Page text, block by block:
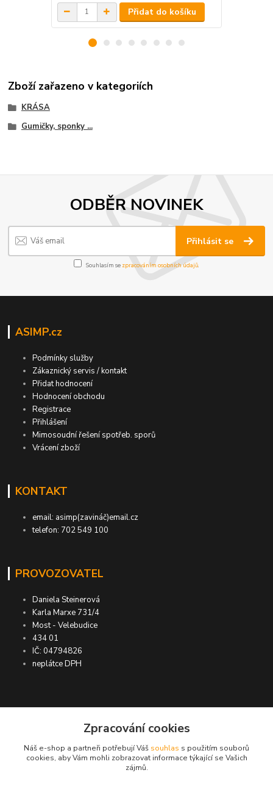
Přidat do košíku
Zboží zařazeno v kategoriích
KRÁSA
Gumičky, sponky ...
ODBĚR NOVINEK
Přihlásit se
Souhlasím se zpracováním osobních údajů
ASIMP.cz
Podmínky služby
Zákaznický servis / kontakt
Přidat hodnocení
Hodnocení obchodu
Registrace
Přihlášení
Mimosoudní řešení spotřeb. sporů
Vrácení zboží
KONTAKT
email: asimp(zavináč)email.cz
telefon: 702 549 100
PROVOZOVATEL
Daniela Steinerová
Karla Marxe 731/4
Most - Velebudice
434 01
IČ: 04794826
neplátce DPH
ASIMP.cz
DOPRAVA ZDARMA po ČR a SR ●
KONTROLA doručení zboží ● GARANCE
Zpracování cookies
Náš e-shop a partneři potřebují Váš souhlas s použitím souborů
cookies, aby Vám mohli zobrazovat informace týkající se Vašich
zájmů.